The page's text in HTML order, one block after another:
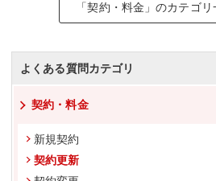
「契約・料金」のカテゴ
よくある質問カテゴリ
契約・料金
新規契約
契約更新